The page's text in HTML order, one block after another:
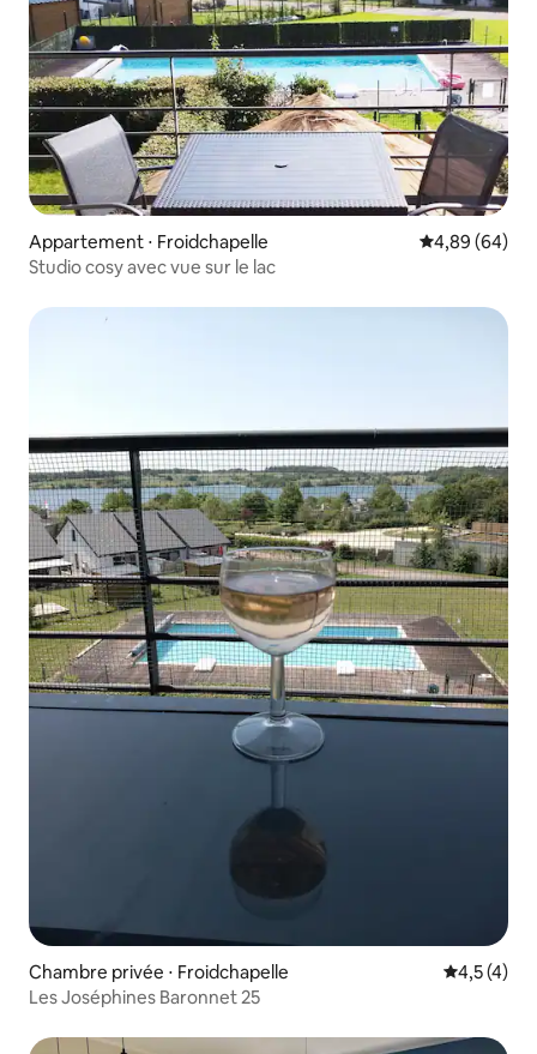
Appartement ⋅ Froidchapelle Évaluation
4,89 (64)
Studio cosy avec vue sur le lac
Chambre privée ⋅ Froidchapelle Évaluation
4,5 (4)
Les Joséphines Baronnet 25